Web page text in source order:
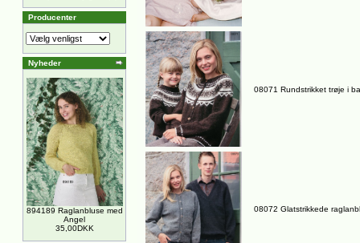
Producenter
Nyheder
894189 Raglanbluse med
Angel
35,00DKK
08071 Rundstrikket trøje i
08072 Glatstrikkede